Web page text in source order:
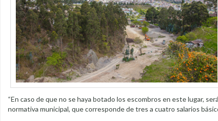
“En caso de que no se haya botado los escombros en este lugar,
normativa municipal, que corresponde de tres a cuatro salarios